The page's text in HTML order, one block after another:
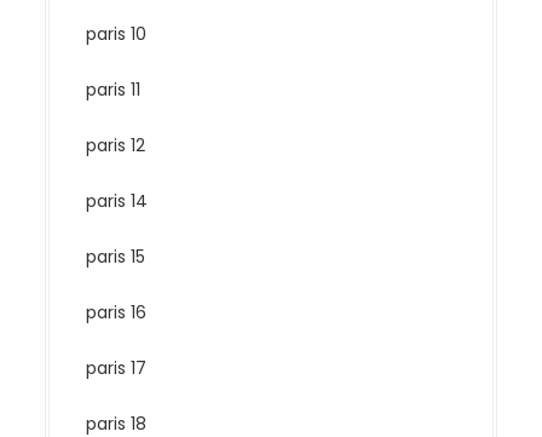
paris 10
paris 11
paris 12
paris 14
paris 15
paris 16
paris 17
paris 18